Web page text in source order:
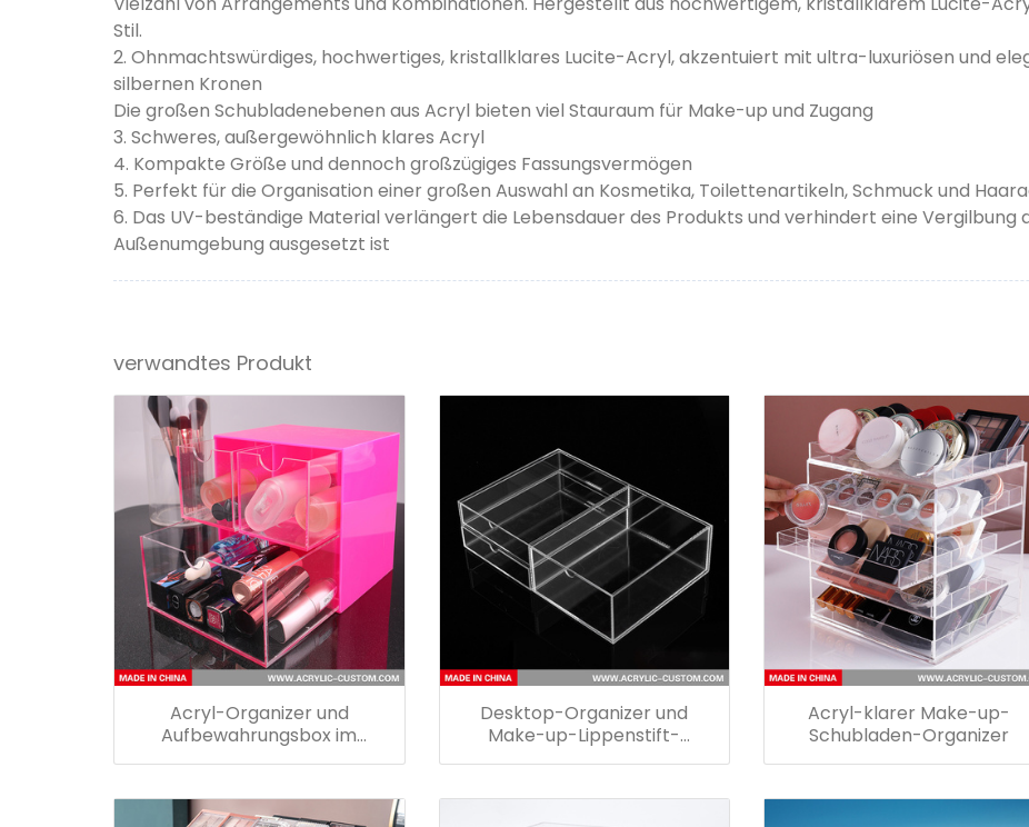
Stil.
2. Ohnmachtswürdiges, hochwertiges, kristallklares Lucite-Acryl, akzentuiert mit ultra-luxuriösen und
silbernen Kronen
Die großen Schubladenebenen aus Acryl bieten viel Stauraum für Make-up und Zugang
3. Schweres, außergewöhnlich klares Acryl
4. Kompakte Größe und dennoch großzügiges Fassungsvermögen
5. Perfekt für die Organisation einer großen Auswahl an Kosmetika, Toilettenartikeln, Schmuck und
6. Das UV-beständige Material verlängert die Lebensdauer des Produkts und verhindert eine Vergilbung
Außenumgebung ausgesetzt ist
verwandtes Produkt
Acryl-Organizer und
Aufbewahrungsbox im
Desktop-Organizer und
Make-up-Lippenstift-
Acryl-klarer Make-up-
Schubladen-Organizer